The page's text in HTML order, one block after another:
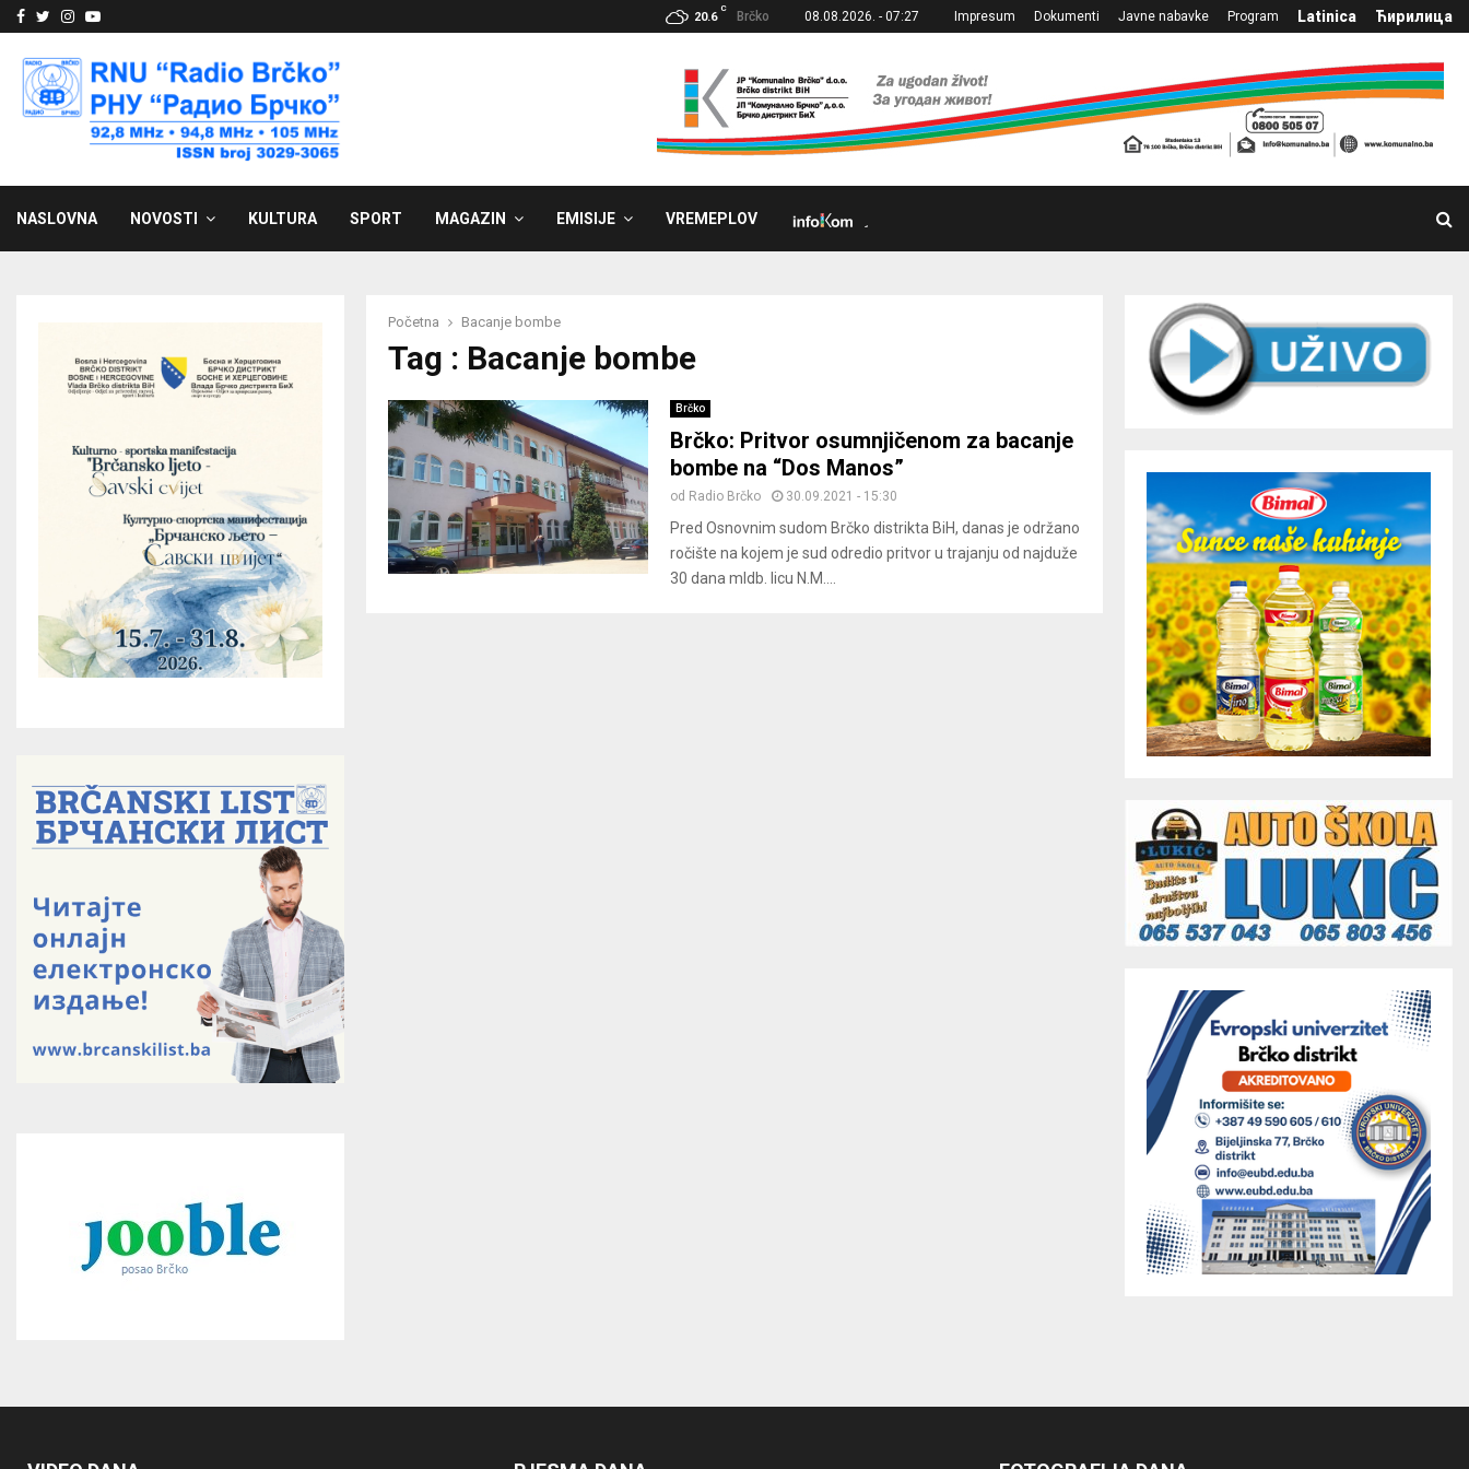
Facebook
Twitter
Instagram
Youtube 20.6
C
Brčko 08.08.2026. - 07:27 Impresum Dokumenti Javne nabavke Program Latinica Ћирилица
NASLOVNA NOVOSTI KULTURA SPORT MAGAZIN EMISIJE VREMEPLOV
Početna Bacanje bombe
Tag : Bacanje bombe
Brčko
Brčko: Pritvor osumnjičenom za bacanje
bombe na “Dos Manos”
od Radio Brčko 30.09.2021 - 15:30
Pred Osnovnim sudom Brčko distrikta BiH, danas je održano
ročište na kojem je sud odredio pritvor u trajanju od najduže
30 dana mldb. licu N.M....